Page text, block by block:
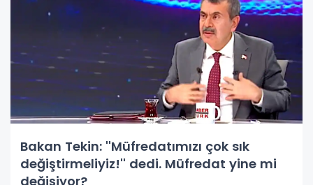
Bakan Tekin: ''Müfredatımızı çok sık
değiştirmeliyiz!'' dedi. Müfredat yine mi
değişiyor?